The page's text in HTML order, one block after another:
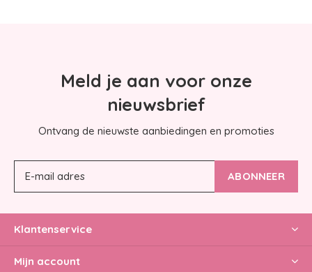
Meld je aan voor onze
nieuwsbrief
Ontvang de nieuwste aanbiedingen en promoties
ABONNEER
Klantenservice
Mijn account